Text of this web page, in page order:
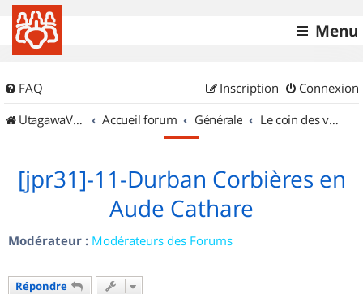
Menu
FAQ Connexion
Inscription
UtagawaVTT (Randos VTT et VTTAE avec traces GPS)
Accueil forum Générale Le coin des vidéastes
[jpr31]-11-Durban Corbières en
Aude Cathare
Modérateur : Modérateurs des Forums
Répondre